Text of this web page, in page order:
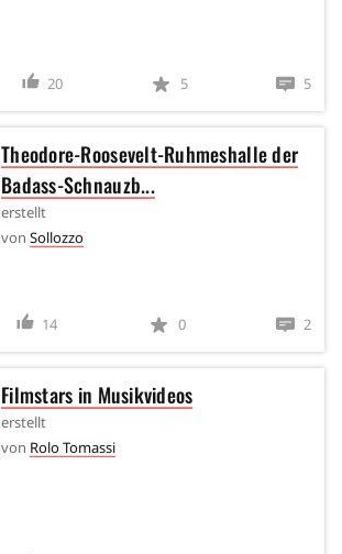
20 5 5
Theodore-Roosevelt-Ruhmeshalle der
Badass-Schnauzb...
erstellt
von Sollozzo
14 0 2
Filmstars in Musikvideos
erstellt
von Rolo Tomassi